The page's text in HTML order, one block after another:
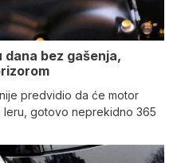
bez gašenja,
predvidio da će motor
leru, gotovo neprekidno 365